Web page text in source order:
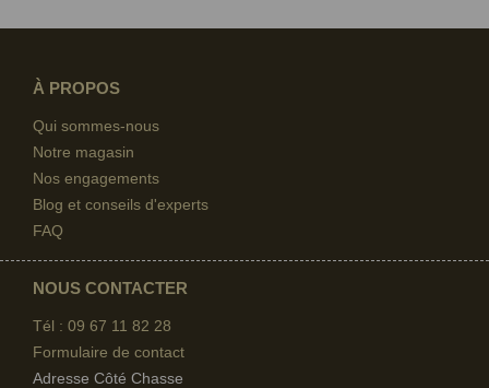
À PROPOS
Qui sommes-nous
Notre magasin
Nos engagements
Blog et conseils d'experts
FAQ
NOUS CONTACTER
Tél : 09 67 11 82 28
Formulaire de contact
Adresse Côté Chasse